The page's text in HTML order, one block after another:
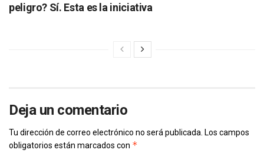
peligro? Sí. Esta es la iniciativa
Deja un comentario
Tu dirección de correo electrónico no será publicada. Los campos
obligatorios están marcados con *